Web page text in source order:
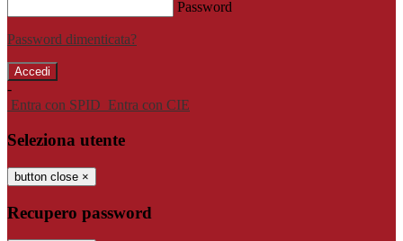
Password
Password dimenticata?
-
Entra con SPID Entra con CIE
Seleziona utente
button close ×
Recupero password